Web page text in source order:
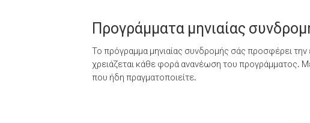
Προγράμματα μηνιαίας
Το πρόγραμμα μηνιαίας συνδρομής σάς προσφέρει
χρειάζεται κάθε φορά ανανέωση του προγράμματος.
που ήδη πραγματοποιείτε.